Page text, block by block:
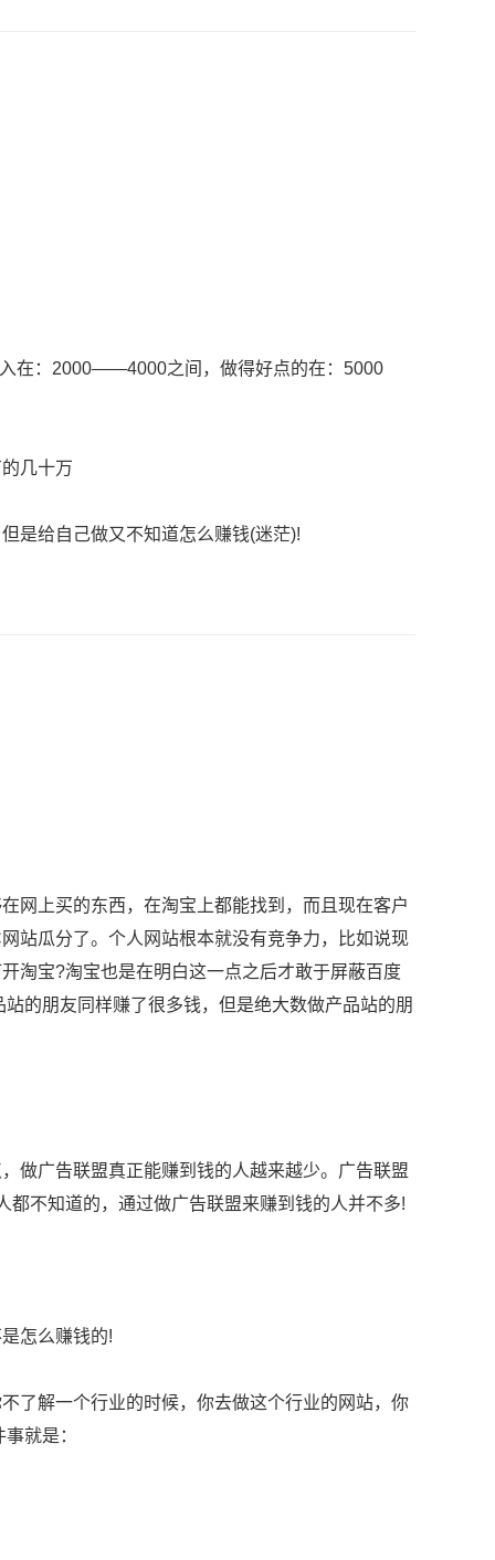
在：2000——4000之间，做得好点的在：5000
几十万
给自己做又不知道怎么赚钱(迷茫)!
上买的东西，在淘宝上都能找到，而且现在客户
站瓜分了。个人网站根本就没有竞争力，比如说现
淘宝?淘宝也是在明白这一点之后才敢于屏蔽百度
的朋友同样赚了很多钱，但是绝大数做产品站的朋
广告联盟真正能赚到钱的人越来越少。广告联盟
不知道的，通过做广告联盟来赚到钱的人并不多!
怎么赚钱的!
解一个行业的时候，你去做这个行业的网站，你
就是：